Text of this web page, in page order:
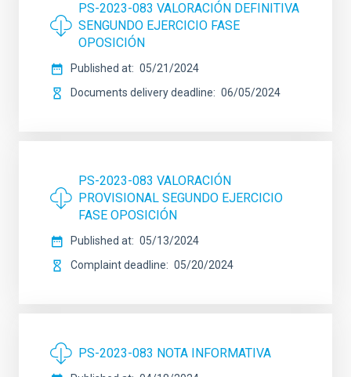
PS-2023-083 VALORACIÓN DEFINITIVA
SENGUNDO EJERCICIO FASE
OPOSICIÓN
Published at
05/21/2024
Documents delivery deadline
06/05/2024
PS-2023-083 VALORACIÓN
PROVISIONAL SEGUNDO EJERCICIO
FASE OPOSICIÓN
Published at
05/13/2024
Complaint deadline
05/20/2024
PS-2023-083 NOTA INFORMATIVA